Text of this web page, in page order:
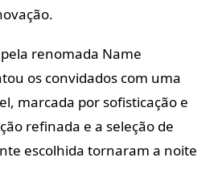
renomada Name
os convidados com uma
marcada por sofisticação e
refinada e a seleção de
escolhida tornaram a noite